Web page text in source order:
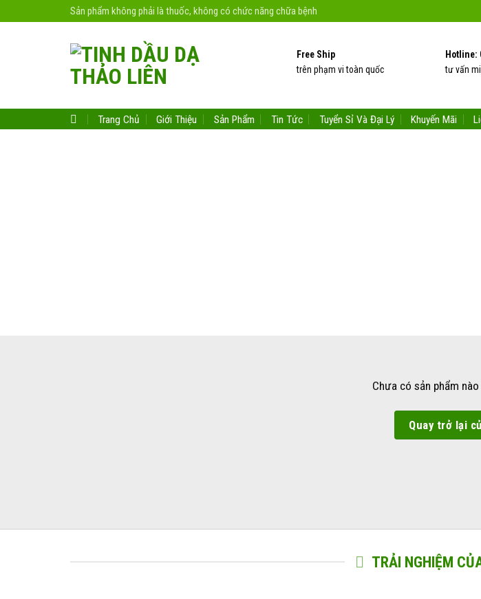
Sản phẩm không phải là thuốc, không có chức năng chữa bệnh
Free Ship
trên phạm vi toàn quốc
Hotline:
tư vấn
Trang Chủ Giới Thiệu Sản Phẩm Tin Tức Tuyển Sỉ Và Đại Lý Khuyến Mãi
Chưa có sản phẩm
Quay trở lại
TRẢI NGHIỆM